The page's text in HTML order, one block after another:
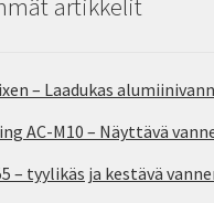
artikkelit
– Laadukas
AC-M10 – Näyttävä
– tyylikäs ja kestävä